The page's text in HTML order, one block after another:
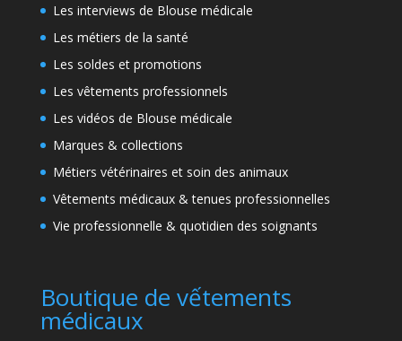
Les interviews de Blouse médicale
Les métiers de la santé
Les soldes et promotions
Les vêtements professionnels
Les vidéos de Blouse médicale
Marques & collections
Métiers vétérinaires et soin des animaux
Vêtements médicaux & tenues professionnelles
Vie professionnelle & quotidien des soignants
Boutique de vếtements
médicaux